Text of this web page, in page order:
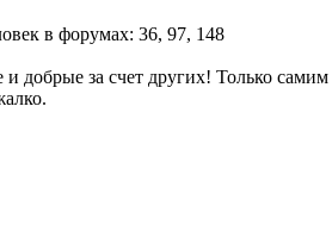
добрые за счет других! Только